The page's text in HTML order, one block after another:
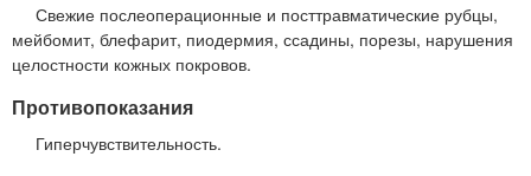
Свежие послеоперационные и посттравматические рубцы,
мейбомит, блефарит, пиодермия, ссадины, порезы, нарушения
целостности кожных покровов.
Противопоказания
Гиперчувствительность.